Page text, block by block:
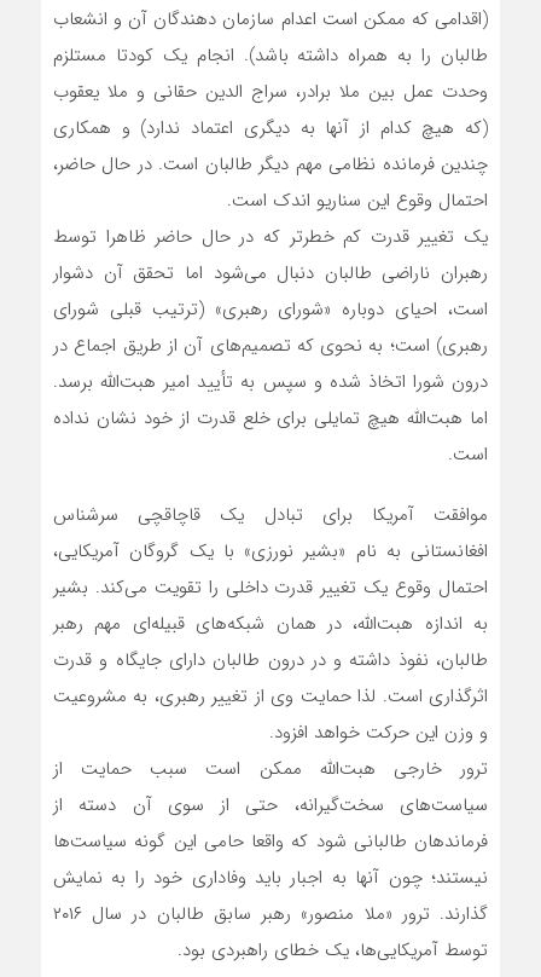
(اقدامی که ممکن است اعدام سازمان دهندگان آن و انشعاب
طالبان را به همراه داشته باشد). انجام یک کودتا مستلزم
وحدت عمل بین ملا برادر، سراج الدین حقانی و ملا یعقوب
(که هیچ کدام از آنها به دیگری اعتماد ندارد) و همکاری
چندین فرمانده نظامی مهم دیگر طالبان است. در حال حاضر،
احتمال وقوع این سناریو اندک است.
یک تغییر قدرت کم خطرتر که در حال حاضر ظاهرا توسط
رهبران ناراضی طالبان دنبال می‌شود اما تحقق آن دشوار
است، احیای دوباره «شورای رهبری» (ترتیب قبلی شورای
رهبری) است؛ به نحوی که تصمیم‌های آن از طریق اجماع در
درون شورا اتخاذ شده و سپس به تأیید امیر هبت‌الله برسد.
اما هبت‌الله هیچ تمایلی برای خلع قدرت از خود نشان نداده
است.
موافقت آمریکا برای تبادل یک قاچاقچی سرشناس
افغانستانی به نام «بشیر نورزی» با یک گروگان آمریکایی،
احتمال وقوع یک تغییر قدرت داخلی را تقویت می‌کند. بشیر
به اندازه هبت‌الله، در همان شبکه‌های قبیله‌ای مهم رهبر
طالبان، نفوذ داشته و در درون طالبان دارای جایگاه و قدرت
اثرگذاری است. لذا حمایت وی از تغییر رهبری، به مشروعیت
و وزن این حرکت خواهد افزود.
ترور خارجی هبت‌الله ممکن است سبب حمایت از
سیاست‌های سخت‌گیرانه، حتی از سوی آن دسته از
فرماندهان طالبانی شود که واقعا حامی این گونه سیاست‌ها
نیستند؛ چون آنها به اجبار باید وفاداری خود را به نمایش
گذارند. ترور «ملا منصور» رهبر سابق طالبان در سال ۲۰۱۶
توسط آمریکایی‌ها، یک خطای راهبردی بود.